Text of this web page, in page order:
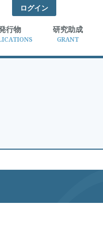
ログイン
行物 研究助成
GRANT